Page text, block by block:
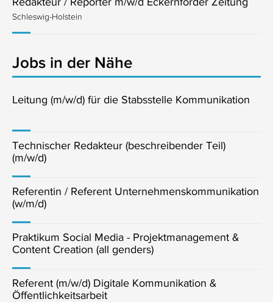
Schleswig-Holstein
Jobs in der Nähe
Leitung (m/w/d) für die Stabsstelle Kommunikation
Technischer Redakteur (beschreibender Teil)
(m/w/d)
Referentin / Referent Unternehmenskommunikation
(w/m/d)
Praktikum Social Media - Projektmanagement &
Content Creation (all genders)
Referent (m/w/d) Digitale Kommunikation &
Öffentlichkeitsarbeit